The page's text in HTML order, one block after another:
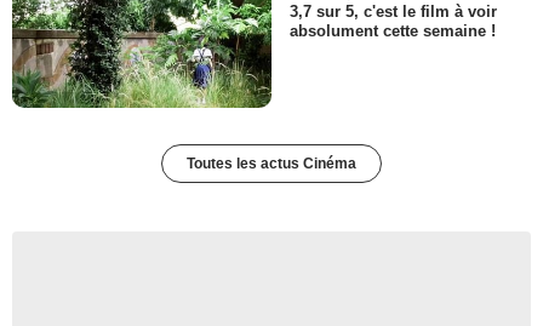
3,7 sur 5, c'est le film à voir
absolument cette semaine !
Toutes les actus Cinéma